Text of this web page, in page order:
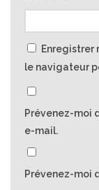
Enregistrer
le navigateur
Prévenez-moi
e-mail.
Prévenez-moi